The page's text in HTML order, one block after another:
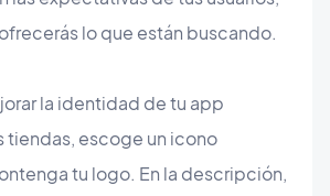
lo que están buscando.
la identidad de tu app
tiendas, escoge un icono
tu logo. En la descripción,